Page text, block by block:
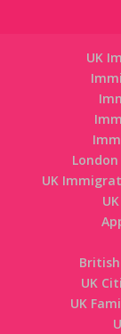
UK
UK
UK
UK